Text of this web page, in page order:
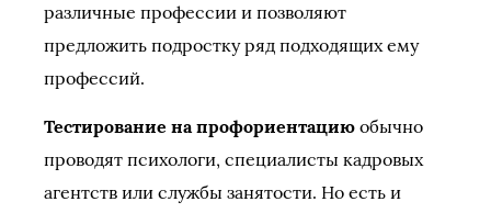
различные профессии и позволяют
предложить подростку ряд подходящих ему
профессий.
Тестирование на профориентацию обычно
проводят психологи, специалисты кадровых
агентств или службы занятости. Но есть и